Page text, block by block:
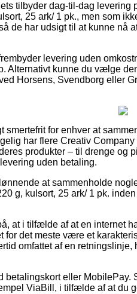
tilbyder dag-til-dag
25 ark/ 1 pk., men som
de har udsigt til at kunne nå
levering uden
Alternativt kunne du vælge
Horsens, Svendborg eller
smertefrit for enhver at
har flere Creativ
produkter – til drenge og
uden betaling.
at sammenholde
g, kulsort, 25 ark/ 1 pk.
at i tilfælde af at en internet
for det meste være et
omfattet af en
betalingskort eller MobilePay.
ViaBill, i tilfælde af at du